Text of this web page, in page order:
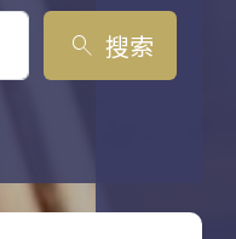
search 搜索